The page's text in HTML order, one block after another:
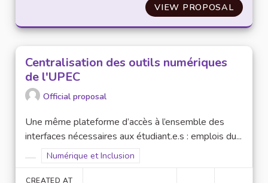
VIEW PROPOSAL
Centralisation des outils numériques
de l'UPEC
Official proposal
Une même plateforme d’accès à l’ensemble des
interfaces nécessaires aux étudiant.e.s : emplois du...
Filter results for category:
Filter results for scope: Numérique et Inclusion
Numérique et Inclusion
CREATED AT